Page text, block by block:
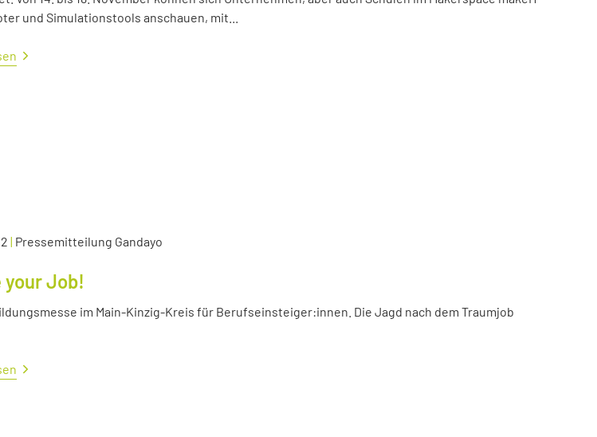
und Simulationstools anschauen, mit...
| Pressemitteilung Gandayo
your Job!
im Main-Kinzig-Kreis für Berufseinsteiger:innen. Die Jagd nach dem Traumjob